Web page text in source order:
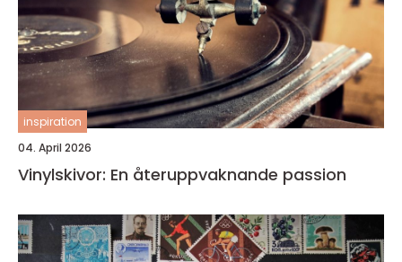
inspiration
04. April 2026
Vinylskivor: En återuppvaknande passion